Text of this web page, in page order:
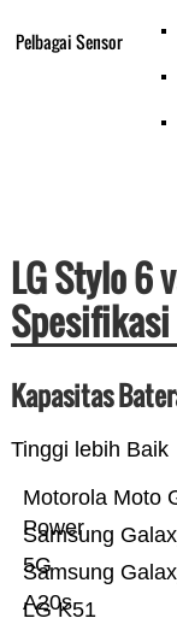
Pelbagai Sensor
LG Stylo 6
Kapasitas
Tinggi lebih Baik
LG K51
Samsung
A20s
Samsung
5G
Motorola Moto
Power